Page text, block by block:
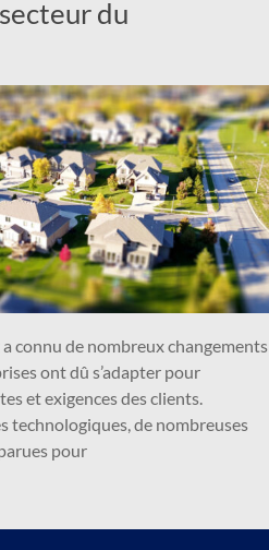
du
connu de nombreux changements
ont dû s’adapter pour
et exigences des clients.
technologiques, de nombreuses
pour